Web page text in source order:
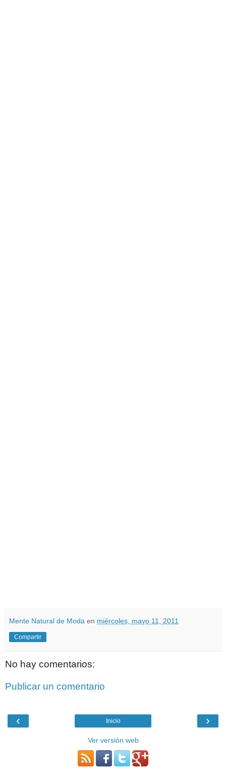
Mente Natural de Moda en miércoles, mayo 11, 2011
Compartir
No hay comentarios:
Publicar un comentario
‹ ›
Inicio
Ver versión web